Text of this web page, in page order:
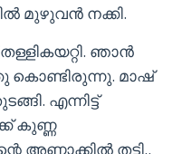
മുഴുവൻ നക്കി.
ഞാൻ
മാഷ്‌
എന്നിട്ട്
കുണ്ണ
അണ്ണാക്കിൽ തട്ടി..